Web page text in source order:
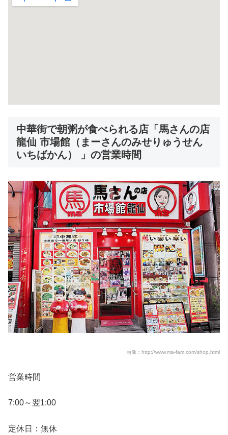
中華街で朝粥が食べられる店「馬さんの店
龍仙 市場館（まーさんのみせりゅうせん
いちばかん） 」の営業時間
画像：http://www.ma-fam.com/shop.html
営業時間
7:00～翌1:00
定休日：無休